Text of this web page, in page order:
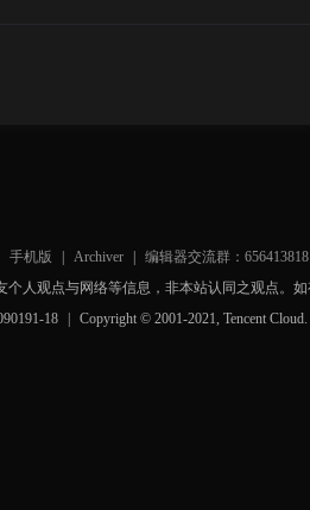
手机版 Archiver 编辑器交流群：656413818
人观点与网络等信息，非本站认同之观点。
18
Copyright © 2001-2021, Tencent